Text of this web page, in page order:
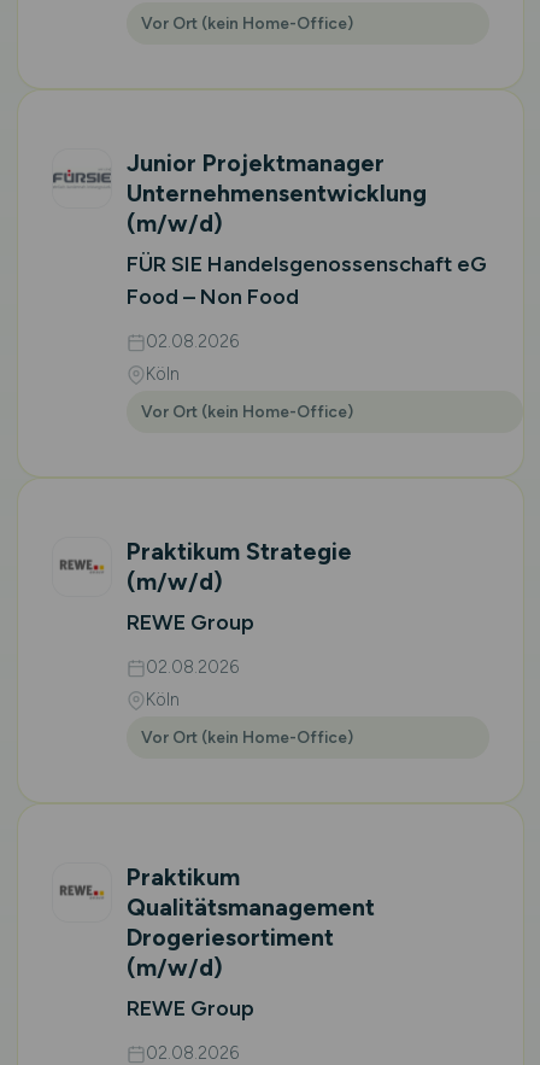
Vor Ort (kein Home-Office)
Junior Projektmanager
Unternehmensentwicklung
(m/w/d)
FÜR SIE Handelsgenossenschaft eG
Food – Non Food
02.08.2026
Köln
Vor Ort (kein Home-Office)
Praktikum Strategie
(m/w/d)
REWE Group
02.08.2026
Köln
Vor Ort (kein Home-Office)
Praktikum
Qualitätsmanagement
Drogeriesortiment
(m/w/d)
REWE Group
02.08.2026